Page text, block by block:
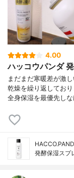
4.00
ハッコウパンダ
まだまだ寒暖差が激
乾燥を繰り返してお
全身保湿を最優先し
発酵保湿スプ